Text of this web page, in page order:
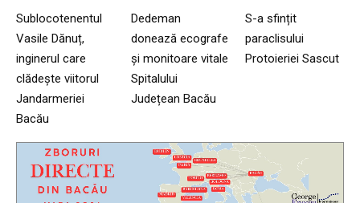
Sublocotenentul
Vasile Dănuț,
inginerul care
clădește viitorul
Jandarmeriei
Bacău
Dedeman
donează ecografe
și monitoare vitale
Spitalului
Județean Bacău
S-a sfințit
paraclisului
Protoieriei Sascut